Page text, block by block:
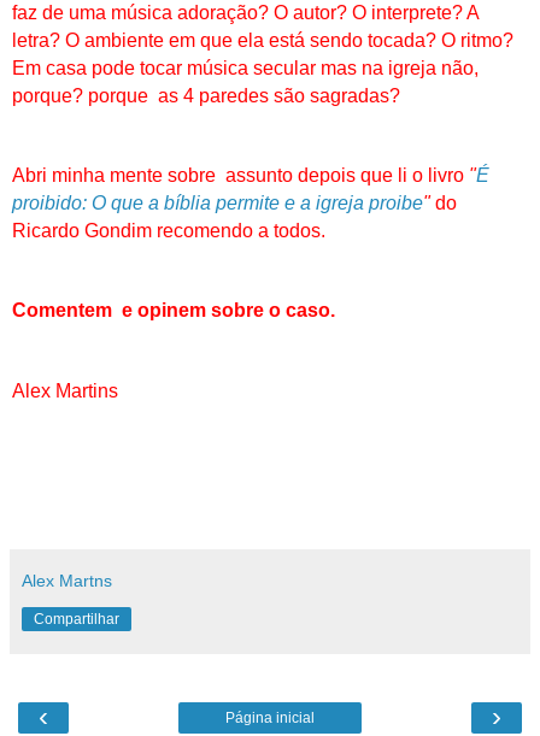
faz de uma música adoração? O autor? O interprete? A
letra? O ambiente em que ela está sendo tocada? O ritmo?
Em casa pode tocar música secular mas na igreja não,
porque? porque as 4 paredes são sagradas?
Abri minha mente sobre assunto depois que li o livro "É
proibido: O que a bíblia permite e a igreja proibe"do
Ricardo Gondim recomendo a todos.
Comentem e opinem sobre o caso.
Alex Martins
Alex Martns
Compartilhar
‹ ›
Página inicial